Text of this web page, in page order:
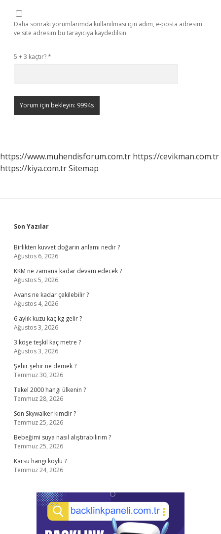
Daha sonraki yorumlarımda kullanılması için adım, e-posta adresim
ve site adresim bu tarayıcıya kaydedilsin.
5 + 3 kaçtır?*
https://www.muhendisforum.com.tr https://cevikman.com.tr
https://kiya.com.trSitemap
Sidebar
Son Yazılar
Birlikten kuvvet doğarın anlamı nedir ?
Ağustos 6, 2026
KKM ne zamana kadar devam edecek ?
Ağustos 5, 2026
Avans ne kadar çekilebilir ?
Ağustos 4, 2026
6 aylık kuzu kaç kg gelir ?
Ağustos 3, 2026
3 köşe teşkil kaç metre ?
Ağustos 3, 2026
Şehir şehir ne demek ?
Temmuz 30, 2026
Tekel 2000 hangi ülkenin ?
Temmuz 28, 2026
Son Skywalker kimdir ?
Temmuz 25, 2026
Bebeğimi suya nasıl alıştırabilirim ?
Temmuz 25, 2026
Karsu hangi köylü ?
Temmuz 24, 2026